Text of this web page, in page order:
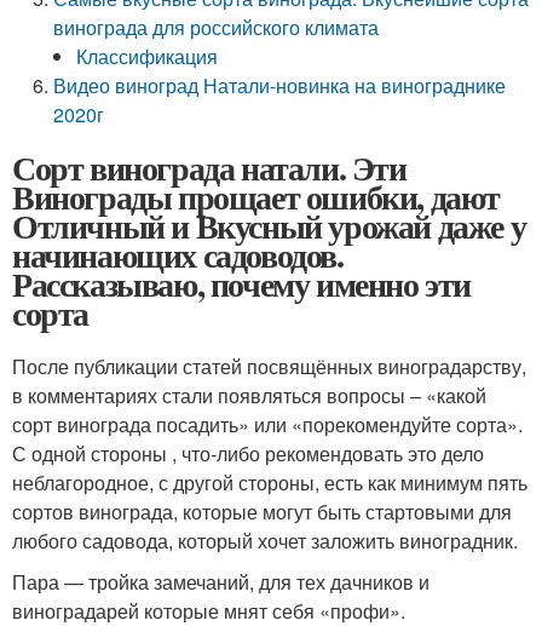
винограда для российского климата
Классификация
Видео виноград Натали-новинка на винограднике
2020г
Сорт винограда натали. Эти
Винограды прощает ошибки, дают
Отличный и Вкусный урожай даже у
начинающих садоводов.
Рассказываю, почему именно эти
сорта
После публикации статей посвящённых виноградарству,
в комментариях стали появляться вопросы – «какой
сорт винограда посадить» или «порекомендуйте сорта».
С одной стороны , что-либо рекомендовать это дело
неблагородное, с другой стороны, есть как минимум пять
сортов винограда, которые могут быть стартовыми для
любого садовода, который хочет заложить виноградник.
Пара — тройка замечаний, для тех дачников и
виноградарей которые мнят себя «профи».